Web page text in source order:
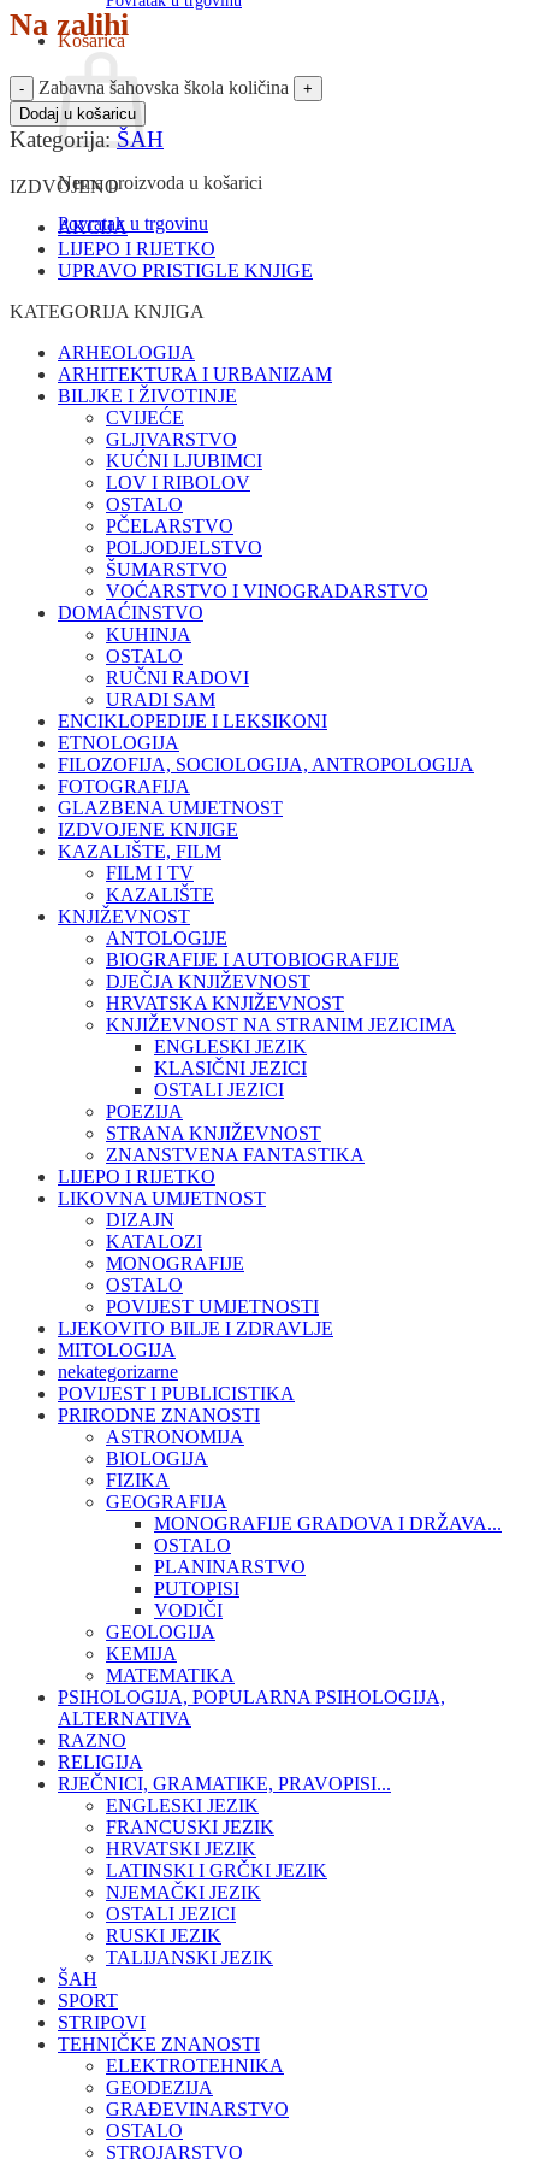
Košarica
Nema proizvoda u košarici
Povratak u trgovinu
Na zalihi
Zabavna šahovska škola količina
Dodaj u košaricu
Kategorija: ŠAH
IZDVOJENO
AKCIJA
LIJEPO I RIJETKO
UPRAVO PRISTIGLE KNJIGE
KATEGORIJA KNJIGA
ARHEOLOGIJA
ARHITEKTURA I URBANIZAM
BILJKE I ŽIVOTINJE
CVIJEĆE
GLJIVARSTVO
KUĆNI LJUBIMCI
LOV I RIBOLOV
OSTALO
PČELARSTVO
POLJODJELSTVO
ŠUMARSTVO
VOĆARSTVO I VINOGRADARSTVO
DOMAĆINSTVO
KUHINJA
OSTALO
RUČNI RADOVI
URADI SAM
ENCIKLOPEDIJE I LEKSIKONI
ETNOLOGIJA
FILOZOFIJA, SOCIOLOGIJA, ANTROPOLOGIJA
FOTOGRAFIJA
GLAZBENA UMJETNOST
IZDVOJENE KNJIGE
KAZALIŠTE, FILM
FILM I TV
KAZALIŠTE
KNJIŽEVNOST
ANTOLOGIJE
BIOGRAFIJE I AUTOBIOGRAFIJE
DJEČJA KNJIŽEVNOST
HRVATSKA KNJIŽEVNOST
KNJIŽEVNOST NA STRANIM JEZICIMA
ENGLESKI JEZIK
KLASIČNI JEZICI
OSTALI JEZICI
POEZIJA
STRANA KNJIŽEVNOST
ZNANSTVENA FANTASTIKA
LIJEPO I RIJETKO
LIKOVNA UMJETNOST
DIZAJN
KATALOZI
MONOGRAFIJE
OSTALO
POVIJEST UMJETNOSTI
LJEKOVITO BILJE I ZDRAVLJE
MITOLOGIJA
nekategorizarne
POVIJEST I PUBLICISTIKA
PRIRODNE ZNANOSTI
ASTRONOMIJA
BIOLOGIJA
FIZIKA
GEOGRAFIJA
MONOGRAFIJE GRADOVA I DRŽAVA...
OSTALO
PLANINARSTVO
PUTOPISI
VODIČI
GEOLOGIJA
KEMIJA
MATEMATIKA
PSIHOLOGIJA, POPULARNA PSIHOLOGIJA,
ALTERNATIVA
RAZNO
RELIGIJA
RJEČNICI, GRAMATIKE, PRAVOPISI...
ENGLESKI JEZIK
FRANCUSKI JEZIK
HRVATSKI JEZIK
LATINSKI I GRČKI JEZIK
NJEMAČKI JEZIK
OSTALI JEZICI
RUSKI JEZIK
TALIJANSKI JEZIK
ŠAH
SPORT
STRIPOVI
TEHNIČKE ZNANOSTI
ELEKTROTEHNIKA
GEODEZIJA
GRAĐEVINARSTVO
OSTALO
STROJARSTVO